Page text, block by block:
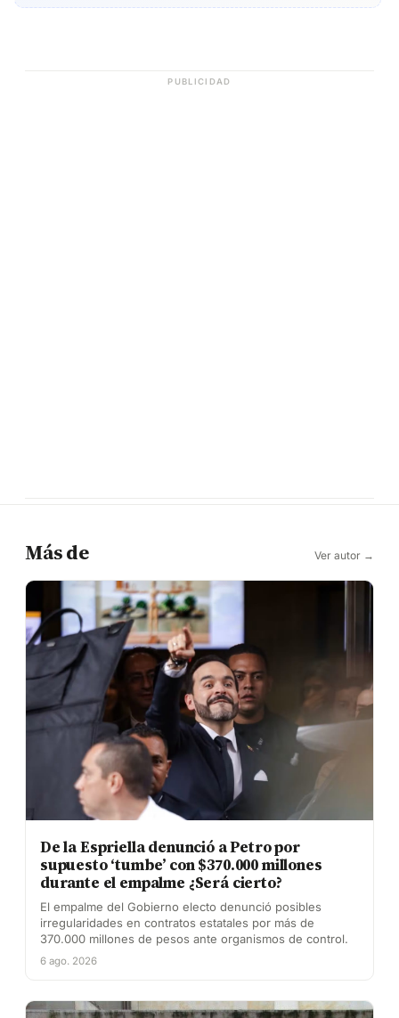
PUBLICIDAD
Más de Ver autor →
De la Espriella denunció a Petro por
supuesto ‘tumbe’ con $370.000 millones
durante el empalme ¿Será cierto?
El empalme del Gobierno electo denunció posibles
irregularidades en contratos estatales por más de
370.000 millones de pesos ante organismos de control.
6 ago. 2026